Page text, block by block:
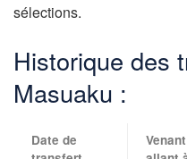
sélections.
Historique des
Masuaku :
Date de